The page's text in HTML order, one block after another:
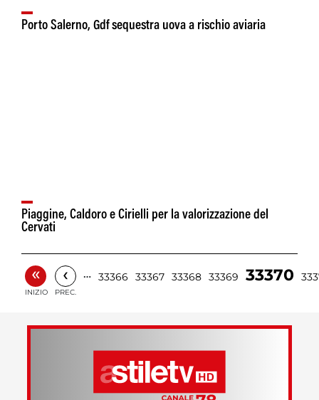
Porto Salerno, Gdf sequestra uova a rischio aviaria
Piaggine, Caldoro e Cirielli per la valorizzazione del
Cervati
«
INIZIO
‹
PREC.
… 33366 33367 33368 33369 33370